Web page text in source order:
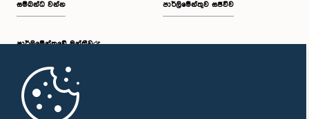
සම්බන්ධ වන්න
පාර්ලි‌මේන්තුවේ මන්ත්‍රීවරු
මුල් පිටුව
පාර්ලිමේන්තුව සජීවීව